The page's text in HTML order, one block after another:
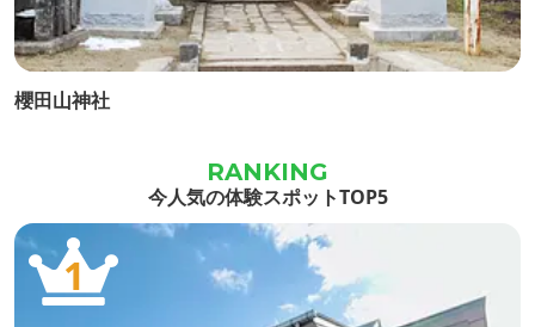
櫻田山神社
今人気の体験スポットTOP5
1